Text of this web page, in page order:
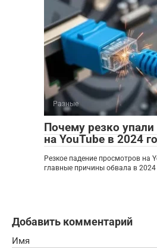
Разные
Почему резко
на YouTube в 2024
Резкое падение просмотров на
главные причины обвала в 2024
Добавить комментарий
Имя